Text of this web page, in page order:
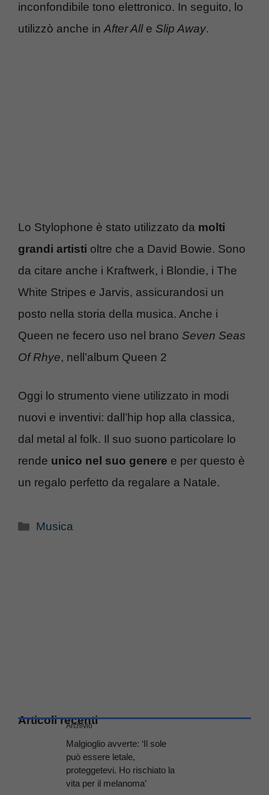
inconfondibile tono elettronico. In seguito, lo
utilizzò anche inAfter All e Slip Away.
Lo Stylophone è stato utilizzato da molti
grandi artisti oltre che a David Bowie. Sono
da citare anche i Kraftwerk, i Blondie, i The
White Stripes e Jarvis, assicurandosi un
posto nella storia della musica. Anche i
Queen ne fecero uso nel brano Seven Seas
Of Rhye, nell’album Queen 2
Oggi lo strumento viene utilizzato in modi
nuovi e inventivi: dall’hip hop alla classica,
dal metal al folk. Il suo suono particolare lo
rende unico nel suo genere e per questo è
un regalo perfetto da regalare a Natale.
Categorie
Musica
Articoli recenti
Archivio
Malgioglio avverte: ‘Il sole
può essere letale,
proteggetevi. Ho rischiato la
vita per il melanoma’